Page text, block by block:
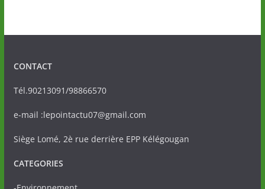
CONTACT
Tél.90213091/98866570
e-mail :lepointactu07@gmail.com
Siège Lomé, 2è rue derrière EPP Kélégougan
CATEGORIES